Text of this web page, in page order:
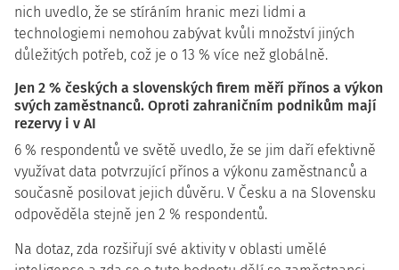
nich uvedlo, že se stíráním hranic mezi lidmi a
technologiemi nemohou zabývat kvůli množství jiných
důležitých potřeb, což je o 13 % více než globálně.
Jen 2 % českých a slovenských firem měří přínos a výkon
svých zaměstnanců. Oproti zahraničním podnikům mají
rezervy i v AI
6 % respondentů ve světě uvedlo, že se jim daří efektivně
využívat data potvrzující přínos a výkonu zaměstnanců a
současně posilovat jejich důvěru. V Česku a na Slovensku
odpověděla stejně jen 2 % respondentů.
Na dotaz, zda rozšiřují své aktivity v oblasti umělé